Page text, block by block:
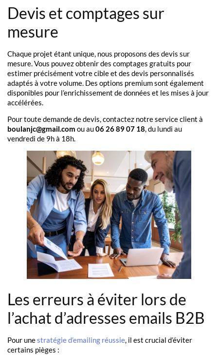
Devis et comptages sur
mesure
Chaque projet étant unique, nous proposons des devis sur
mesure. Vous pouvez obtenir des comptages gratuits pour
estimer précisément votre cible et des devis personnalisés
adaptés à votre volume. Des options premium sont également
disponibles pour l’enrichissement de données et les mises à jour
accélérées.
Pour toute demande de devis, contactez notre service client à
boulanjc@gmail.com ou au06 26 89 07 18, du lundi au
vendredi de 9h à 18h.
Les erreurs à éviter lors de
l’achat d’adresses emails B2B
Pour unestratégie d’emailing réussie, il est crucial d’éviter
certains pièges :